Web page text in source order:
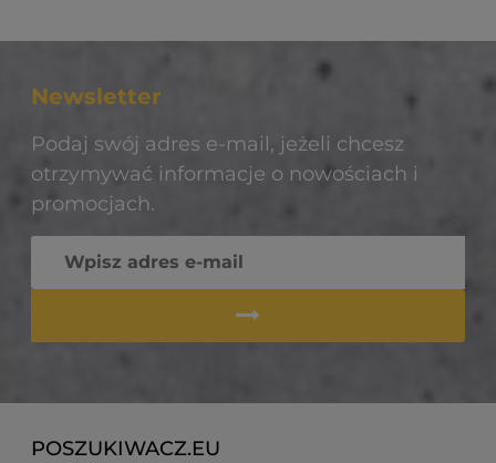
Newsletter
Podaj swój adres e-mail, jeżeli chcesz
otrzymywać informacje o nowościach i
promocjach.
POSZUKIWACZ.EU